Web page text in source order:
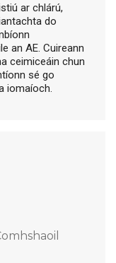
ar chlárú,
do
an AE. Cuireann
ceimiceáin chun
sé go
iomaíoch.